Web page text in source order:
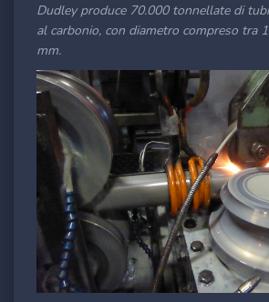
Dudley produce 70.000 tonnellate di
al carbonio, con diametro compreso tra
mm.